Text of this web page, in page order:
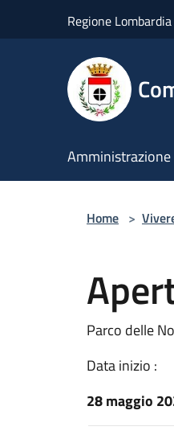
Regione Lombardia
Amministrazione
Home >
Parco delle
Data inizio :
28 maggio